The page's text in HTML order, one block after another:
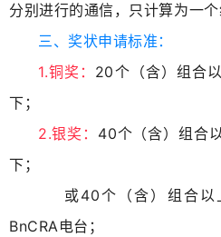
分别进行的通信，只计算为一个
三、奖状申请标准：
1.铜奖： 20个（含）组合
下；
2.银奖： 40个（含）组合
下；
或40个（含）组合以
BnCRA电台；